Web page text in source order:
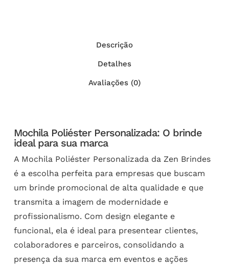
Descrição
Detalhes
Avaliações (0)
Mochila Poliéster Personalizada: O brinde
ideal para sua marca
A Mochila Poliéster Personalizada da Zen Brindes
é a escolha perfeita para empresas que buscam
um brinde promocional de alta qualidade e que
transmita a imagem de modernidade e
profissionalismo. Com design elegante e
funcional, ela é ideal para presentear clientes,
colaboradores e parceiros, consolidando a
presença da sua marca em eventos e ações